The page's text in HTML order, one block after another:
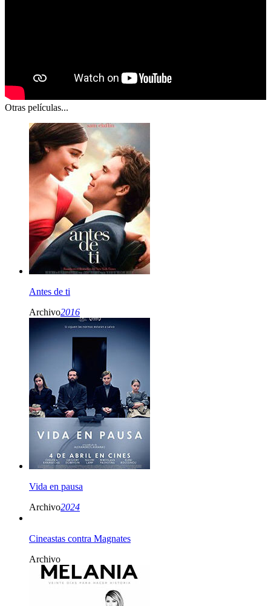
Otras películas...
Antes de ti
Archivo2016
Vida en pausa
Archivo2024
Cineastas contra Magnates
Archivo